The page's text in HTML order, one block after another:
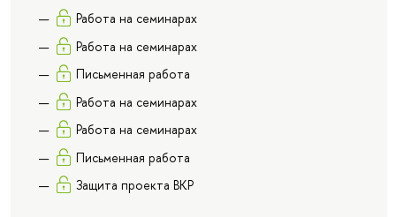
Работа на семинарах
Работа на семинарах
Письменная работа
Работа на семинарах
Работа на семинарах
Письменная работа
Защита проекта ВКР